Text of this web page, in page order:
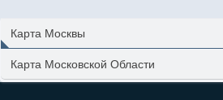
Карта Москвы
Карта Московской Области